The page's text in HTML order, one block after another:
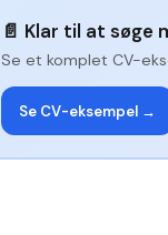
📄 Klar til at søge
Se et komplet CV-
Se CV-eksempel →